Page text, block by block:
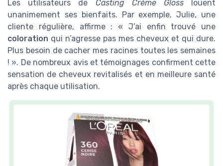
Les utilisateurs de Casting Crème Glosslouent
unanimement ses bienfaits. Par exemple, Julie, une
cliente régulière, affirme : « J’ai enfin trouvé une
coloration qui n’agresse pas mes cheveux et qui dure.
Plus besoin de cacher mes racines toutes les semaines
! ». De nombreux avis et témoignages confirment cette
sensation de cheveux revitalisés et en meilleure santé
après chaque utilisation.